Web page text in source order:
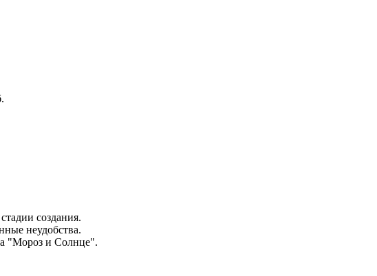
создания.
неудобства.
Солнце".